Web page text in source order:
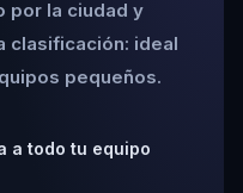
por la ciudad y
clasificación: ideal
pequeños.
a todo tu equipo